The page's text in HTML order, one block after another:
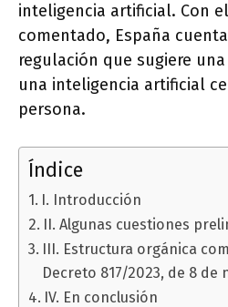
inteligencia artificial. Con
comentado, España
regulación que sugiere
una inteligencia artificial
persona.
Índice
I. Introducción
II. Algunas cuestiones
III. Estructura orgánica
Decreto 817/2023, de 8 de
IV. En conclusión